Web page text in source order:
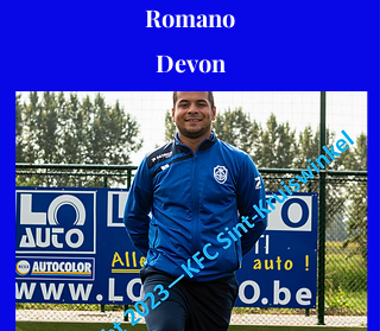
Romano
Devon